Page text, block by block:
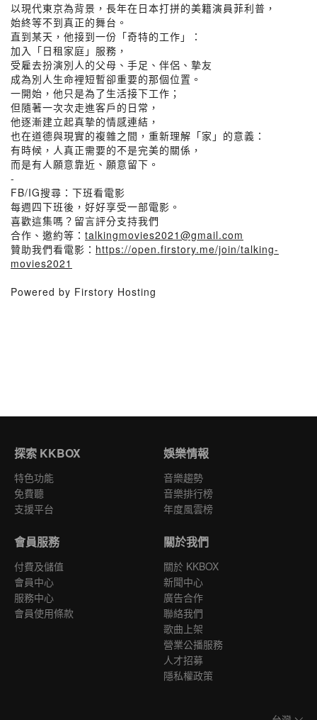
以現代東京為背景，長年在日本打拼的美籍演員菲利普，
始終等不到真正的舞台。
直到某天，他接到一份「奇特的工作」：
加入「日租家庭」服務，
受雇去扮演別人的父母、手足、伴侶、摯友
成為別人生命裡短暫卻重要的那個位置。
一開始，他只是為了生活接下工作；
但隨著一次次走進客戶的日常，
他逐漸建立起真摯的情感連結，
也在道德與現實的複雜之間，重新理解「家」的意義：
有時候，人真正需要的不是完美的關係，
而是有人願意靠近、願意留下。
-
FB/IG搜尋：下班看電影
每週四下班後，好好享受一部電影。
喜歡這集嗎？留言評分支持我們
合作、邀約等： talkingmovies2021@gmail.com
贊助我們看電影： https://open.firstory.me/join/talking-
movies2021
Powered by Firstory Hosting
探索 KKBOX
特色功能
免費聽
支援平台
娛樂情報
音樂趨勢
音樂排行榜
年度風雲榜
會員服務
付費及儲值
會員中心
服務中心
會員使用條款
關於我們
關於 KKBOX
新聞中心
廣告合作
聯絡我們
歌曲上架
營業公播服務
人才招募
隱私權政策